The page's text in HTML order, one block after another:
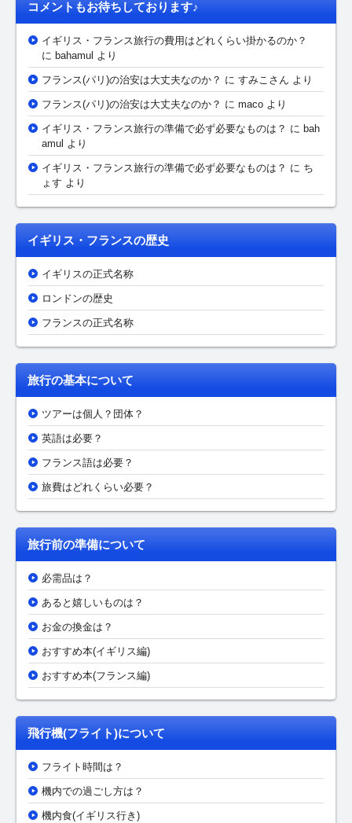
コメントもお待ちしております♪
イギリス・フランス旅行の費用はどれくらい掛かるのか？
に bahamul より
フランス(パリ)の治安は大丈夫なのか？ に すみこさん より
フランス(パリ)の治安は大丈夫なのか？ に maco より
イギリス・フランス旅行の準備で必ず必要なものは？ に bah
amul より
イギリス・フランス旅行の準備で必ず必要なものは？ に ち
ょす より
イギリス・フランスの歴史
イギリスの正式名称
ロンドンの歴史
フランスの正式名称
旅行の基本について
ツアーは個人？団体？
英語は必要？
フランス語は必要？
旅費はどれくらい必要？
旅行前の準備について
必需品は？
あると嬉しいものは？
お金の換金は？
おすすめ本(イギリス編)
おすすめ本(フランス編)
飛行機(フライト)について
フライト時間は？
機内での過ごし方は？
機内食(イギリス行き)